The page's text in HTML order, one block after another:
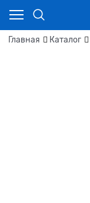
Главная Каталог